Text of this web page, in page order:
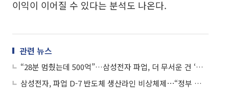
이익이 이어질 수 있다는 분석도 나온다.
관련 뉴스
“28분 멈췄는데 500억”…삼성전자 파업, 더 무서운 건 ‘보이지 않는 손실’
삼성전자, 파업 D-7 반도체 생산라인 비상체제⋯“정부 긴급조정권 발동해야”